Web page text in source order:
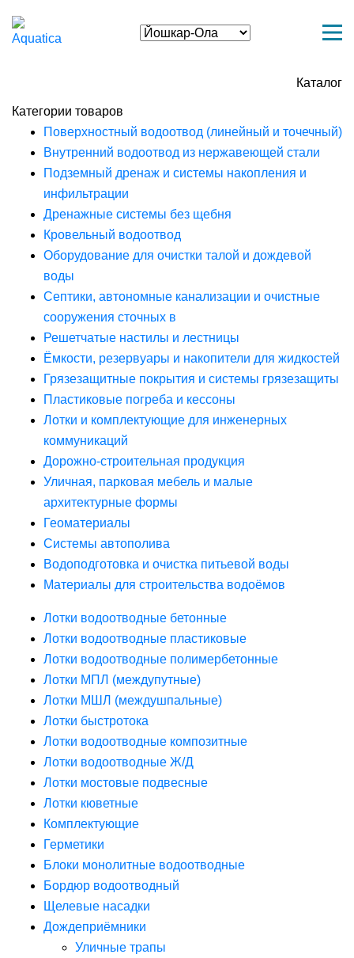
Каталог
Категории товаров
Поверхностный водоотвод (линейный и точечный)
Внутренний водоотвод из нержавеющей стали
Подземный дренаж и системы накопления и
инфильтрации
Дренажные системы без щебня
Кровельный водоотвод
Оборудование для очистки талой и дождевой
воды
Септики, автономные канализации и очистные
сооружения сточных в
Решетчатые настилы и лестницы
Ёмкости, резервуары и накопители для жидкостей
Грязезащитные покрытия и системы грязезащиты
Пластиковые погреба и кессоны
Лотки и комплектующие для инженерных
коммуникаций
Дорожно-строительная продукция
Уличная, парковая мебель и малые
архитектурные формы
Геоматериалы
Системы автополива
Водоподготовка и очистка питьевой воды
Материалы для строительства водоёмов
Лотки водоотводные бетонные
Лотки водоотводные пластиковые
Лотки водоотводные полимербетонные
Лотки МПЛ (междупутные)
Лотки МШЛ (междушпальные)
Лотки быстротока
Лотки водоотводные композитные
Лотки водоотводные Ж/Д
Лотки мостовые подвесные
Лотки кюветные
Комплектующие
Герметики
Блоки монолитные водоотводные
Бордюр водоотводный
Щелевые насадки
Дождеприёмники
Уличные трапы